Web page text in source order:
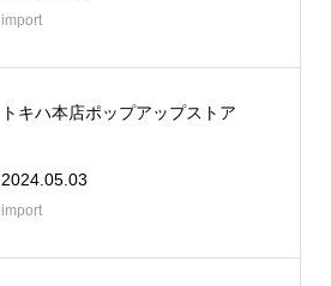
import
トキハ本店ポップアップストア
2024.05.03
import